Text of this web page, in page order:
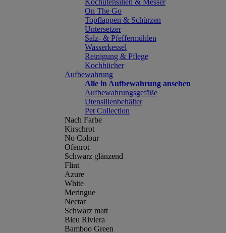
Kochutensilien & Messer
On The Go
Topflappen & Schürzen
Untersetzer
Salz- & Pfeffermühlen
Wasserkessel
Reinigung & Pflege
Kochbücher
Aufbewahrung
Alle in Aufbewahrung ansehen
Aufbewahrungsgefäße
Utensilienbehälter
Pet Collection
Nach Farbe
Kirschrot
No Colour
Ofenrot
Schwarz glänzend
Flint
Azure
White
Meringue
Nectar
Schwarz matt
Bleu Riviera
Bamboo Green